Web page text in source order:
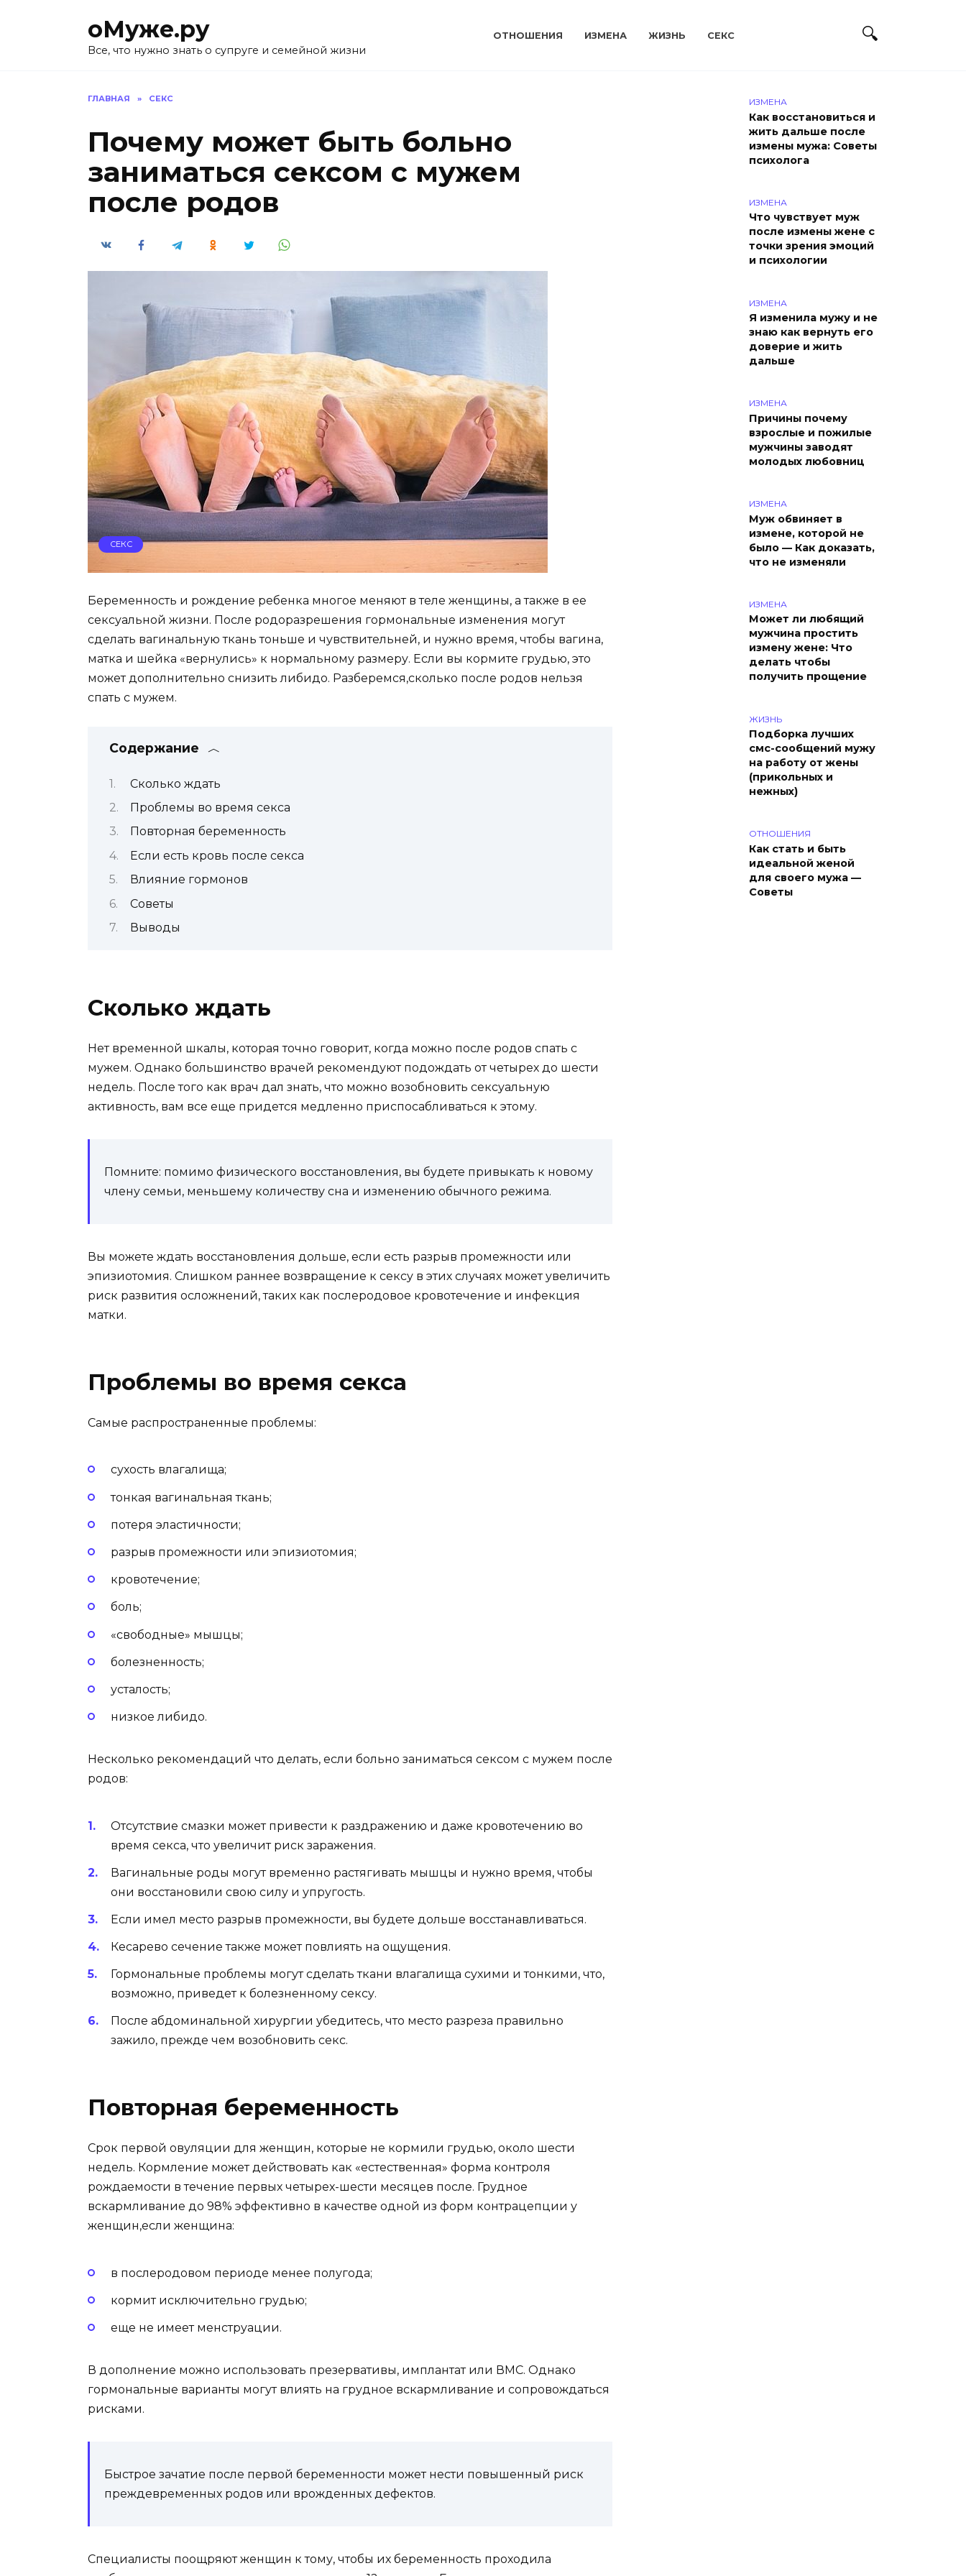
оМуже.ру
Все, что нужно знать о супруге и семейной жизни
ОТНОШЕНИЯ ИЗМЕНА ЖИЗНЬ СЕКС
ГЛАВНАЯ » СЕКС
Почему может быть больно
заниматься сексом с мужем
после родов
СЕКС
Беременность и рождение ребенка многое меняют в теле женщины, а также в ее
сексуальной жизни. После родоразрешения гормональные изменения могут
сделать вагинальную ткань тоньше и чувствительней, и нужно время, чтобы вагина,
матка и шейка «вернулись» к нормальному размеру. Если вы кормите грудью, это
может дополнительно снизить либидо. Разберемся,сколько после родов нельзя
спать с мужем.
Содержание
Сколько ждать
Проблемы во время секса
Повторная беременность
Если есть кровь после секса
Влияние гормонов
Советы
Выводы
Сколько ждать
Нет временной шкалы, которая точно говорит, когда можно после родов спать с
мужем. Однако большинство врачей рекомендуют подождать от четырех до шести
недель. После того как врач дал знать, что можно возобновить сексуальную
активность, вам все еще придется медленно приспосабливаться к этому.
Помните: помимо физического восстановления, вы будете привыкать к новому
члену семьи, меньшему количеству сна и изменению обычного режима.
Вы можете ждать восстановления дольше, если есть разрыв промежности или
эпизиотомия. Слишком раннее возвращение к сексу в этих случаях может увеличить
риск развития осложнений, таких как послеродовое кровотечение и инфекция
матки.
Проблемы во время секса
Самые распространенные проблемы:
сухость влагалища;
тонкая вагинальная ткань;
потеря эластичности;
разрыв промежности или эпизиотомия;
кровотечение;
боль;
«свободные» мышцы;
болезненность;
усталость;
низкое либидо.
Несколько рекомендаций что делать, если больно заниматься сексом с мужем после
родов:
Отсутствие смазки может привести к раздражению и даже кровотечению во
время секса, что увеличит риск заражения.
Вагинальные роды могут временно растягивать мышцы и нужно время, чтобы
они восстановили свою силу и упругость.
Если имел место разрыв промежности, вы будете дольше восстанавливаться.
Кесарево сечение также может повлиять на ощущения.
Гормональные проблемы могут сделать ткани влагалища сухими и тонкими, что,
возможно, приведет к болезненному сексу.
После абдоминальной хирургии убедитесь, что место разреза правильно
зажило, прежде чем возобновить секс.
Повторная беременность
Срок первой овуляции для женщин, которые не кормили грудью, около шести
недель. Кормление может действовать как «естественная» форма контроля
рождаемости в течение первых четырех-шести месяцев после. Грудное
вскармливание до 98% эффективно в качестве одной из форм контрацепции у
женщин,если женщина:
в послеродовом периоде менее полугода;
кормит исключительно грудью;
еще не имеет менструации.
В дополнение можно использовать презервативы, имплантат или ВМС. Однако
гормональные варианты могут влиять на грудное вскармливание и сопровождаться
рисками.
Быстрое зачатие после первой беременности может нести повышенный риск
преждевременных родов или врожденных дефектов.
Специалисты поощряют женщин к тому, чтобы их беременность проходила
ИЗМЕНА
Как восстановиться и
жить дальше после
измены мужа: Советы
психолога
ИЗМЕНА
Что чувствует муж
после измены жене с
точки зрения эмоций
и психологии
ИЗМЕНА
Я изменила мужу и не
знаю как вернуть его
доверие и жить
дальше
ИЗМЕНА
Причины почему
взрослые и пожилые
мужчины заводят
молодых любовниц
ИЗМЕНА
Муж обвиняет в
измене, которой не
было — Как доказать,
что не изменяли
ИЗМЕНА
Может ли любящий
мужчина простить
измену жене: Что
делать чтобы
получить прощение
ЖИЗНЬ
Подборка лучших
смс-сообщений мужу
на работу от жены
(прикольных и
нежных)
ОТНОШЕНИЯ
Как стать и быть
идеальной женой
для своего мужа —
Советы